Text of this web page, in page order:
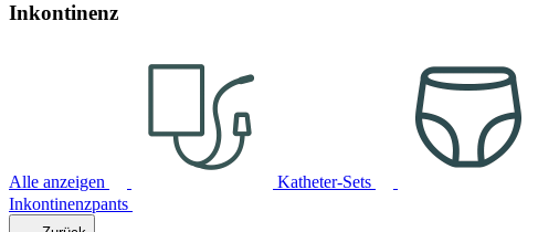
Inkontinenz
Alle anzeigen Katheter-Sets
Inkontinenzpants